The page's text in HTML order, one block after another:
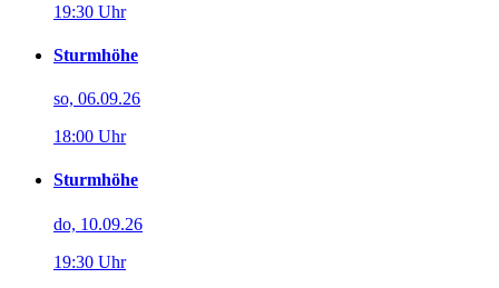
19:30 Uhr
Sturmhöhe
so, 06.09.26
18:00 Uhr
Sturmhöhe
do, 10.09.26
19:30 Uhr